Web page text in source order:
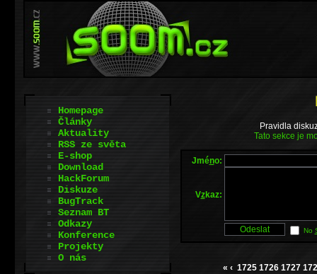
Pravidla
Tato sekce je
Jméno:
Vzkaz:
No
« ‹ 1725 1726 1727
Homepage
Články
Aktuality
RSS ze světa
E-shop
Download
HackForum
Diskuze
BugTrack
Seznam BT
Odkazy
Konference
Projekty
O nás